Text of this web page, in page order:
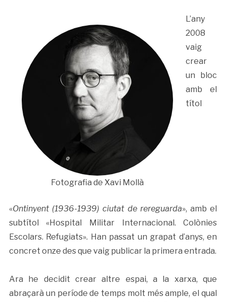
Fotografia de Xavi Mollà
L’any
2008
vaig
crear
un bloc
amb el
títol
«Ontinyent (1936-1939) ciutat de rereguarda», amb el
subtítol «Hospital Militar Internacional. Colònies
Escolars. Refugiats». Han passat un grapat d’anys, en
concret onze des que vaig publicar la primera entrada.
Ara he decidit crear altre espai, a la xarxa, que
abraçarà un període de temps molt més ample, el qual